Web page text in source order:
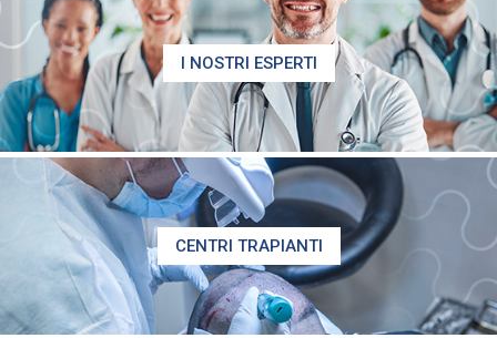
I NOSTRI ESPERTI
CENTRI TRAPIANTI